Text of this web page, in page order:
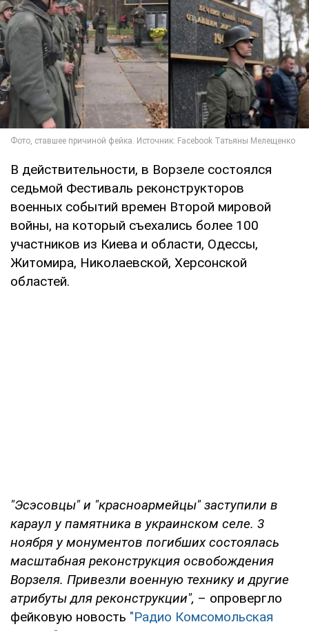
В действительности, в Ворзеле состоялся
седьмой Фестиваль реконструкторов
военных событий времен Второй мировой
войны, на который съехались более 100
участников из Киева и области, Одессы,
Житомира, Николаевской, Херсонской
областей.
"Эсэсовцы" и "красноармейцы" заступили в
караул у памятника в украинском селе. 3
ноября у монументов погибших состоялась
масштабная реконструкция освобождения
Ворзеля. Привезли военную технику и другие
атрибуты для реконструкции", – опровергло
фейковую новость "Радио Комсомольская